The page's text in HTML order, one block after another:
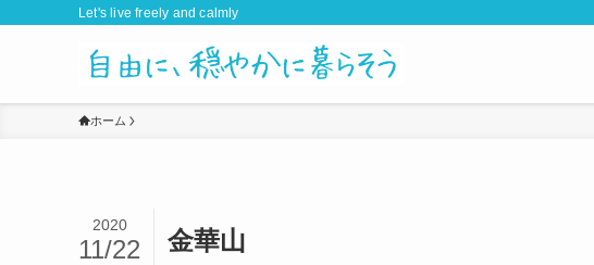
Let's live freely and calmly
ホーム
金華山
2020
11/22